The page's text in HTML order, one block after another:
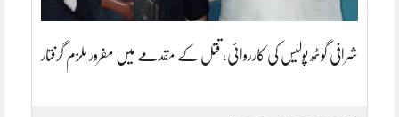
شرافی گوٹھ پولیس کی کارروائی، قتل کے مقدمے میں مفرور ملزم گرفتار